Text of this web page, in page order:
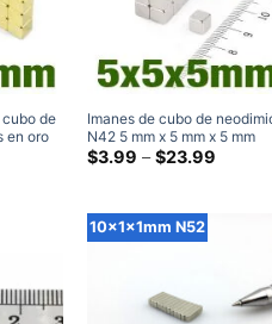
de
en oro
5 mm
Imanes de cubo de
N42 5 mm x 5 mm x 5 mm
Neocubos niquelados
$3.99 – $23.99Gama
10x1x1mm N52